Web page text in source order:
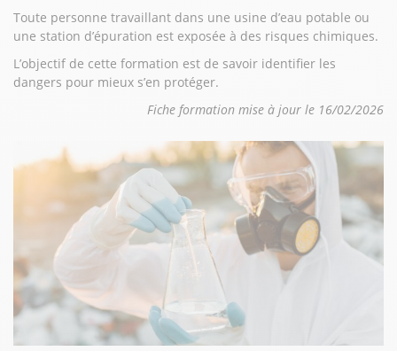
Toute personne travaillant dans une usine d’eau potable ou
une station d’épuration est exposée à des risques chimiques.
L’objectif de cette formation est de savoir identifier les
dangers pour mieux s’en protéger.
Fiche formation mise à jour le 16/02/2026